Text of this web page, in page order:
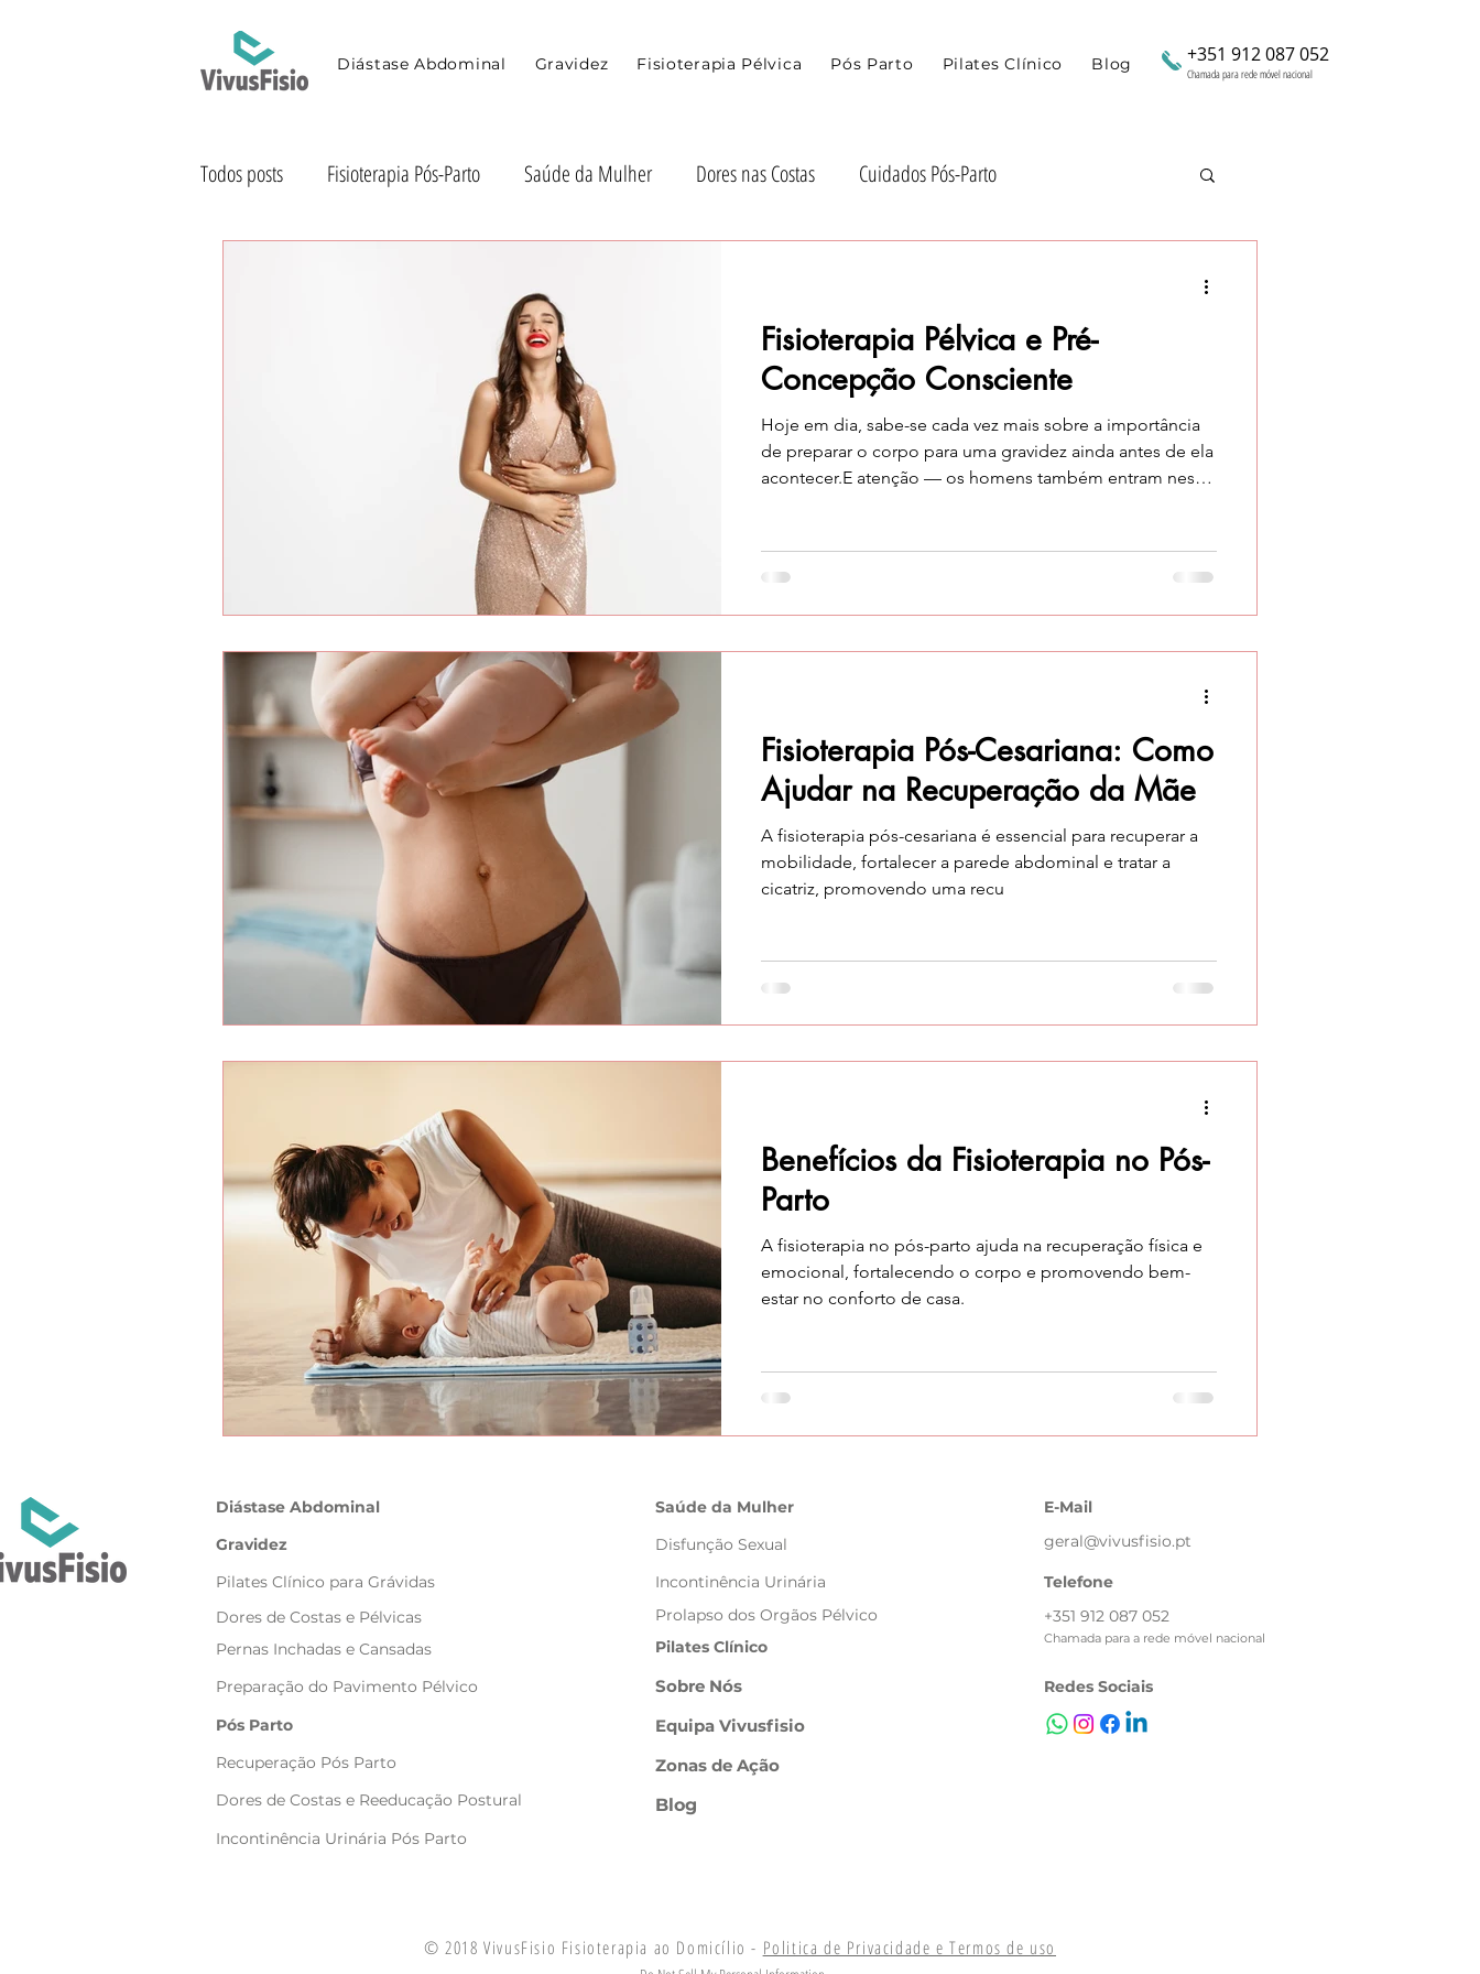
Diástase Abdominal Gravidez Fisioterapia Pélvica Pós Parto Pilates Clínico Blog +351 912 087 052
Chamada para rede móvel nacional
Todos posts Fisioterapia Pós-Parto Saúde da Mulher Dores nas Costas Cuidados Pós-Parto
Saúde e Mobilidade Diástase Abdominal Pos Parto Gravidez
Fisioterapia Pélvica e Pré-
Concepção Consciente
Hoje em dia, sabe-se cada vez mais sobre a importância
de preparar o corpo para uma gravidez ainda antes de ela
acontecer.E atenção — os homens também entram nesta
papel essencial nesta preparação, ajudando cada mulher
a conhecer melhor o seu corpo, a compreender o seu
funcionamento e a fortalecê-lo para acolher uma
Fisioterapia Pós-Cesariana: Como
Ajudar na Recuperação da Mãe
A fisioterapia pós-cesariana é essencial para recuperar a
mobilidade, fortalecer a parede abdominal e tratar a
cicatriz, promovendo uma recu
Benefícios da Fisioterapia no Pós-
Parto
A fisioterapia no pós-parto ajuda na recuperação física e
emocional, fortalecendo o corpo e promovendo bem-
estar no conforto de casa.
Diástase Abdominal
Gravidez
Pilates Clínico para Grávidas
Dores de Costas e Pélvicas
Pernas Inchadas e Cansadas
Preparação do Pavimento Pélvico
Pós Parto
Recuperação Pós Parto
Dores de Costas e Reeducação Postural
Incontinência Urinária Pós Parto
Saúde da Mulher
Disfunção Sexual
Incontinência Urinária
​Prolapso dos Orgãos Pélvico
Pilates Clínico
Sobre Nós
Equipa Vivusfisio
Zonas de Ação
Blog
E-Mail
geral@vivusfisio.pt
Telefone
+351 912 087 052
Chamada para a rede móvel nacional
Redes Sociais
© 2018 VivusFisio Fisioterapia ao Domicílio - Politica de Privacidade e Termos de uso